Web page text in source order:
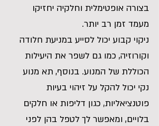
בצורה אופטימלית וחלקיה יחזיקו
מעמד זמן רב יותר.
ניקוי קבוע יכול לסייע במניעת חלודה
וקורוזיה, כמו גם לשפר את היעילות
הכוללת של המנוע. בנוסף, תא מנוע
נקי יכול להקל על זיהוי בעיות
פוטנציאליות, כגון דליפות או חלקים
בלויים, ומאפשר לך לטפל בהן לפני